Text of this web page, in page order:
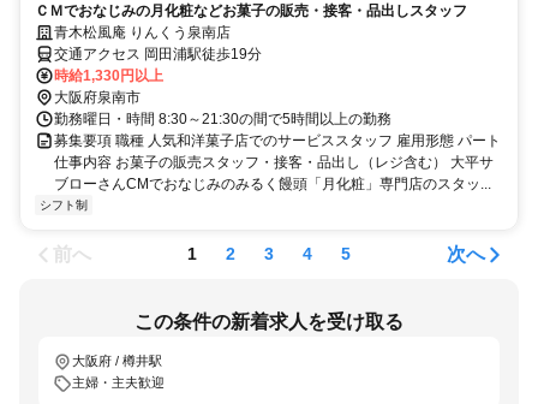
ＣＭでおなじみの月化粧などお菓子の販売・接客・品出しスタッフ
青木松風庵 りんくう泉南店
交通アクセス 岡田浦駅徒歩19分
時給1,330円以上
大阪府泉南市
勤務曜日・時間 8:30～21:30の間で5時間以上の勤務
募集要項 職種 人気和洋菓子店でのサービススタッフ 雇用形態 パート
仕事内容 お菓子の販売スタッフ・接客・品出し（レジ含む） 大平サ
ブローさんCMでおなじみのみるく饅頭「月化粧」専門店のスタッ...
シフト制
前へ 1 2 3 4 5 次へ
この条件の新着求人を受け取る
大阪府 / 樽井駅
主婦・主夫歓迎